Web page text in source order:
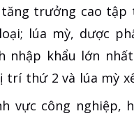
trưởng cao
lúa mỳ, dược
nhập khẩu lớn
trí thứ 2 và lúa mỳ
vực công nghiệp,